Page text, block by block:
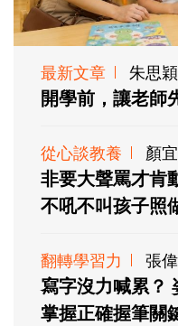
最新文章 朱思
開學前，讓老師
從心談教養 顏
非要大聲罵才肯
不吼不叫孩子照
翻轉學習力 張
寫字沒力喊累？
掌握正確握筆關